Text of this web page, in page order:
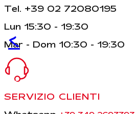
<
Tel. +39 02 72080195
Lun 15:30 - 19:30
Mar - Dom 10:30 - 19:30
SERVIZIO CLIENTI